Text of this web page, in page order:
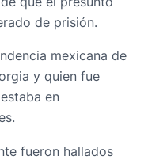
de prisión.
mexicana de
y quien fue
en
fueron hallados